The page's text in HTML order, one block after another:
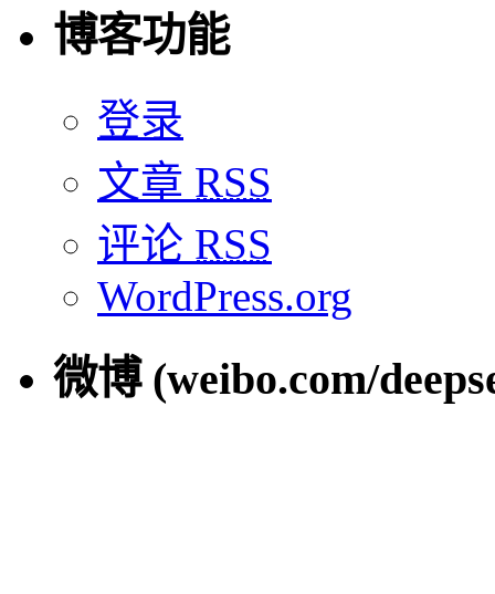
博客功能
登录
文章 RSS
评论 RSS
WordPress.org
微博 (weibo.com/